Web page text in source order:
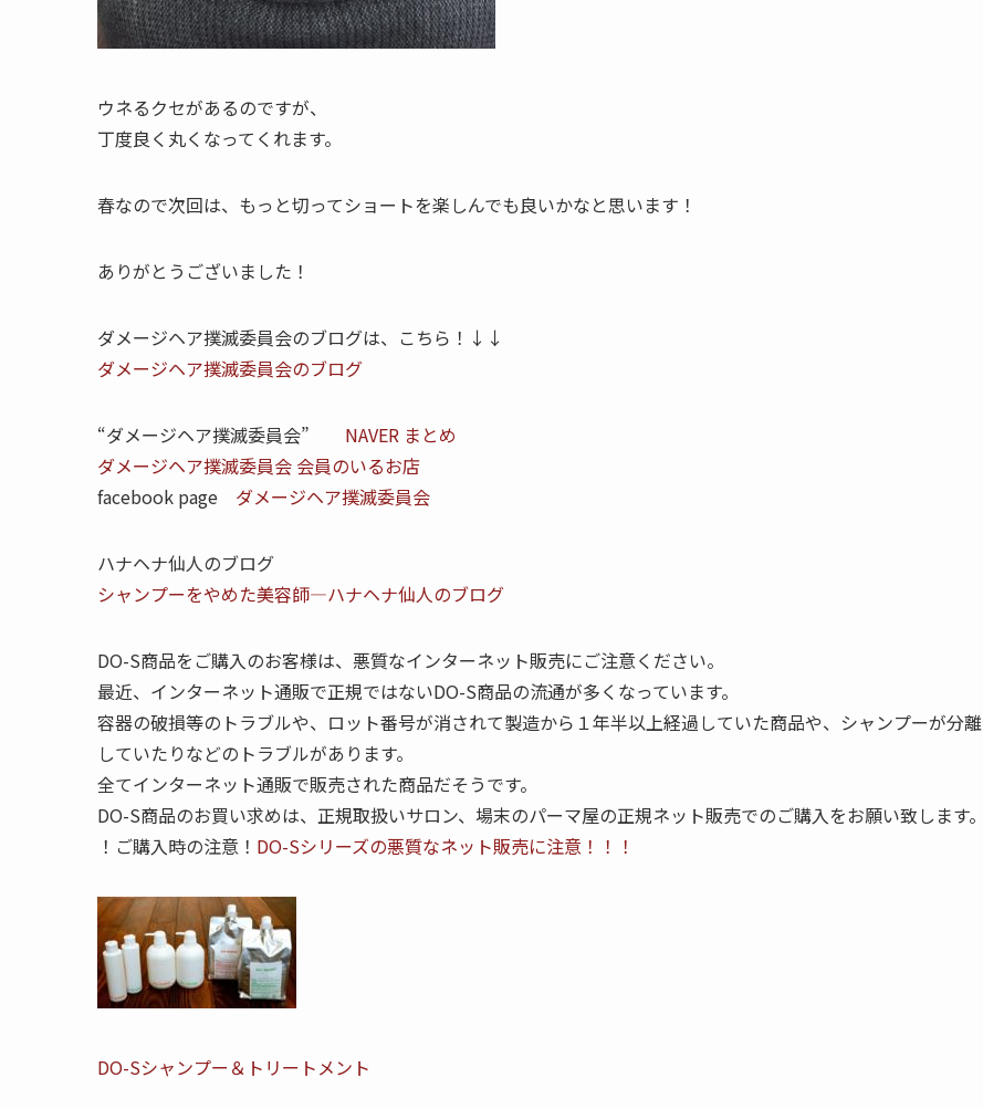
ウネるクセがあるのですが、
丁度良く丸くなってくれます。
春なので次回は、もっと切ってショートを楽しんでも良いかなと思います！
ありがとうございました！
ダメージヘア撲滅委員会のブログは、こちら！↓↓
ダメージヘア撲滅委員会のブログ
“ダメージヘア撲滅委員会” NAVER まとめ
ダメージヘア撲滅委員会 会員のいるお店
facebook page ダメージヘア撲滅委員会
ハナヘナ仙人のブログ
シャンプーをやめた美容師―ハナヘナ仙人のブログ
DO-S商品をご購入のお客様は、悪質なインターネット販売にご注意ください。
最近、インターネット通販で正規ではないDO-S商品の流通が多くなっています。
容器の破損等のトラブルや、ロット番号が消されて製造から１年半以上経過していた商品や、シャンプーが分離
していたりなどのトラブルがあります。
全てインターネット通販で販売された商品だそうです。
DO-S商品のお買い求めは、正規取扱いサロン、場末のパーマ屋の正規ネット販売でのご購入をお願い致します。
！ご購入時の注意！ DO-Sシリーズの悪質なネット販売に注意！！！
DO-Sシャンプー＆トリートメント